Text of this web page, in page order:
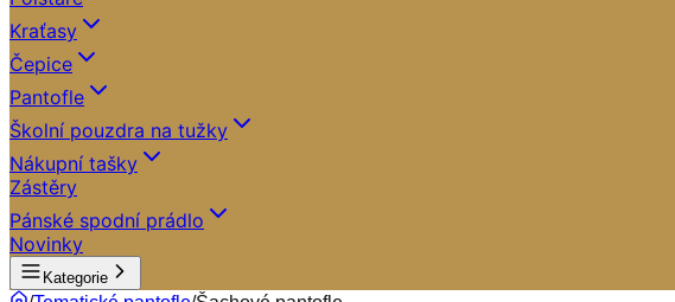
Kraťasy
Čepice
Pantofle
Školní pouzdra na tužky
Nákupní tašky
Zástěry
Pánské spodní prádlo
Novinky
Kategorie